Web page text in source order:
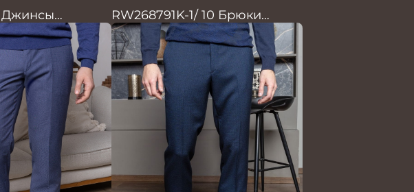
Джинсы
RW268791K-1/ 10 Брюки
мужские т.син. 100% Лён